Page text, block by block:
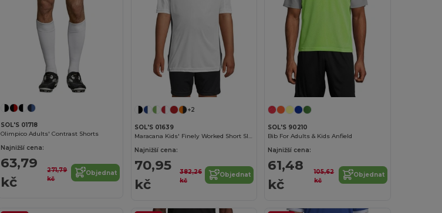
SOL'S 01718
Olimpico Adults' Contrast Shorts
Najnižší cena:
63,79
kč
271,79
kč
Objednat
+2
SOL'S 01639
Maracana Kids' Finely Worked Short Sleeve Shirt
Najnižší cena:
70,95
kč
382,26
kč
Objednat
SOL'S 90210
Bib For Adults & Kids Anfield
Najnižší cena:
61,48
kč
105,62
kč
Objednat